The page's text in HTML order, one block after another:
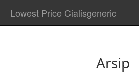
Lowest Price Cialisgeneric
Arsip